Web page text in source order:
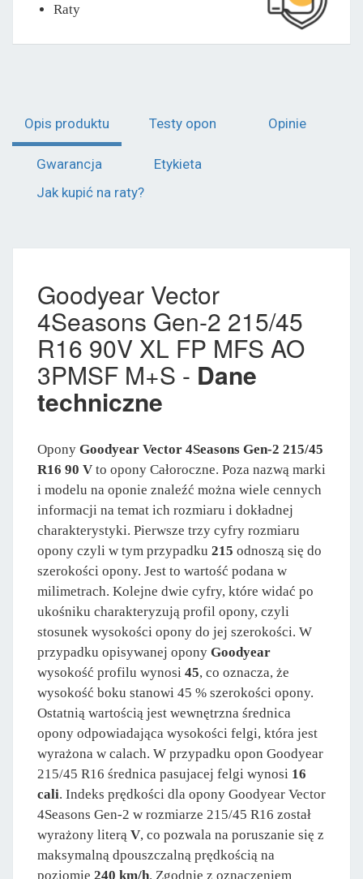
Raty
Opis produktu Testy opon Opinie
Gwarancja
Etykieta
Jak kupić na raty?
Goodyear Vector
4Seasons Gen-2 215/45
R16 90V XL FP MFS AO
3PMSF M+S - Dane
techniczne
Opony Goodyear Vector 4Seasons Gen-2 215/45
R16 90 V to opony Całoroczne. Poza nazwą marki
i modelu na oponie znaleźć można wiele cennych
informacji na temat ich rozmiaru i dokładnej
charakterystyki. Pierwsze trzy cyfry rozmiaru
opony czyli w tym przypadku 215 odnoszą się do
szerokości opony. Jest to wartość podana w
milimetrach. Kolejne dwie cyfry, które widać po
ukośniku charakteryzują profil opony, czyli
stosunek wysokości opony do jej szerokości. W
przypadku opisywanej opony Goodyear
wysokość profilu wynosi 45, co oznacza, że
wysokość boku stanowi 45 % szerokości opony.
Ostatnią wartością jest wewnętrzna średnica
opony odpowiadająca wysokości felgi, która jest
wyrażona w calach. W przypadku opon Goodyear
215/45 R16 średnica pasujacej felgi wynosi 16
cali. Indeks prędkości dla opony Goodyear Vector
4Seasons Gen-2 w rozmiarze 215/45 R16 został
wyrażony literą V, co pozwala na poruszanie się z
maksymalną dpouszczalną prędkością na
poziomie 240 km/h. Zgodnie z oznaczeniem